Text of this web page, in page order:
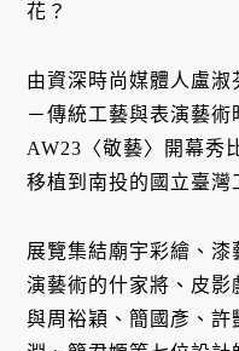
花？
由資深時尚媒體人盧
－傳統工藝與表演藝
AW23〈敬藝〉開幕秀
移植到南投的國立臺灣
展覽集結廟宇彩繪、
演藝術的什家將、皮影
與周裕穎、簡國彥、